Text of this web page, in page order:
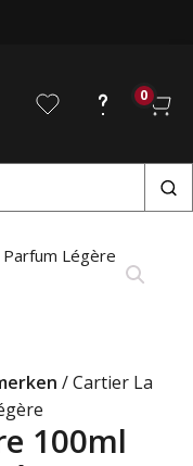
0
/ Cartier La
100ml